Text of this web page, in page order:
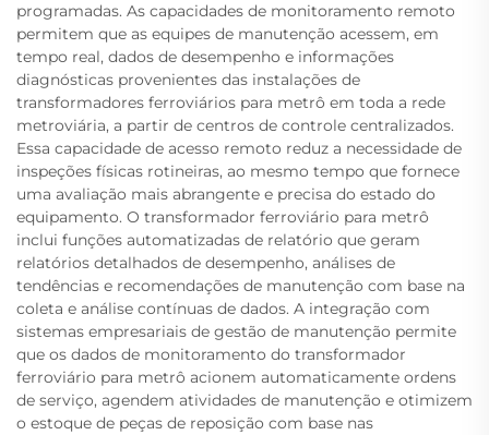
programadas. As capacidades de monitoramento remoto
permitem que as equipes de manutenção acessem, em
tempo real, dados de desempenho e informações
diagnósticas provenientes das instalações de
transformadores ferroviários para metrô em toda a rede
metroviária, a partir de centros de controle centralizados.
Essa capacidade de acesso remoto reduz a necessidade de
inspeções físicas rotineiras, ao mesmo tempo que fornece
uma avaliação mais abrangente e precisa do estado do
equipamento. O transformador ferroviário para metrô
inclui funções automatizadas de relatório que geram
relatórios detalhados de desempenho, análises de
tendências e recomendações de manutenção com base na
coleta e análise contínuas de dados. A integração com
sistemas empresariais de gestão de manutenção permite
que os dados de monitoramento do transformador
ferroviário para metrô acionem automaticamente ordens
de serviço, agendem atividades de manutenção e otimizem
o estoque de peças de reposição com base nas